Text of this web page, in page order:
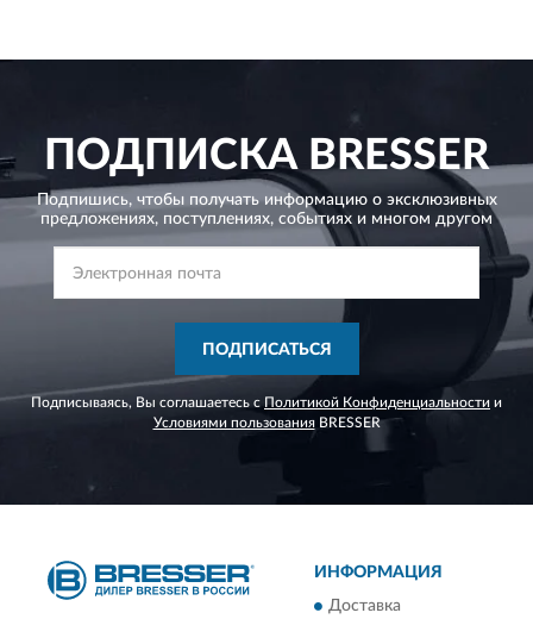
ПОДПИСКА BRESSER
Подпишись, чтобы получать информацию о эксклюзивных
предложениях, поступлениях, событиях и многом другом
ПОДПИСАТЬСЯ
Подписываясь, Вы соглашаетесь с Политикой Конфиденциальности и
Условиями пользованияBRESSER
ИНФОРМАЦИЯ
Доставка